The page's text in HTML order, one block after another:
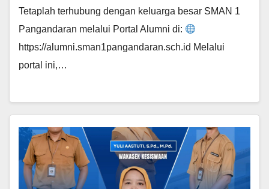
Tetaplah terhubung dengan keluarga besar SMAN 1
Pangandaran melalui Portal Alumni di:
https://alumni.sman1pangandaran.sch.id Melalui
portal ini,…